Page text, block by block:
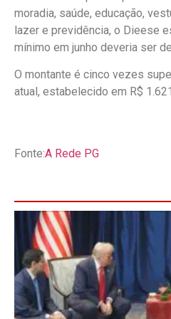
moradia, saúde, educação,
lazer e previdência, o Dieese
mínimo em junho deveria ser
O montante é cinco vezes
atual, estabelecido em R$
Fonte:A Rede PG